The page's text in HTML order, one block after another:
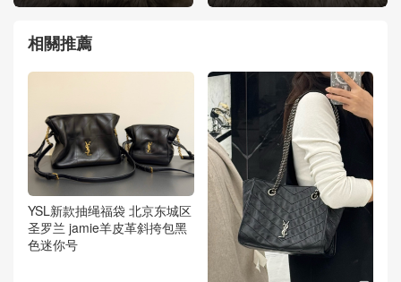
相關推薦
YSL新款抽绳福袋 北京东城区
圣罗兰 jamie羊皮革斜挎包黑
色迷你号